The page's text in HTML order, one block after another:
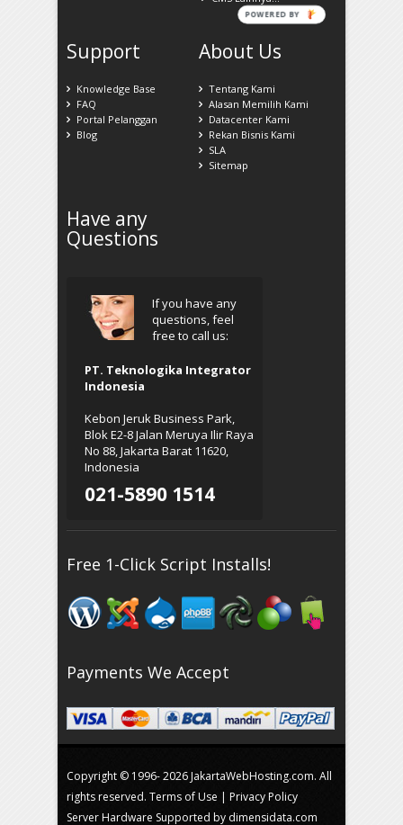
Support
Knowledge Base
FAQ
Portal Pelanggan
Blog
About Us
Tentang Kami
Alasan Memilih Kami
Datacenter Kami
Rekan Bisnis Kami
SLA
Sitemap
Have any
Questions
If you have any
questions, feel
free to call us:
PT. Teknologika Integrator
Indonesia
Kebon Jeruk Business Park,
Blok E2-8 Jalan Meruya Ilir Raya
No 88, Jakarta Barat 11620,
Indonesia
021-5890 1514
Free 1-Click Script Installs!
Payments We Accept
Copyright © 1996-2026 JakartaWebHosting.com. All
rights reserved. Terms of Use | Privacy Policy
Server Hardware Supported by dimensidata.com
POWERED BY